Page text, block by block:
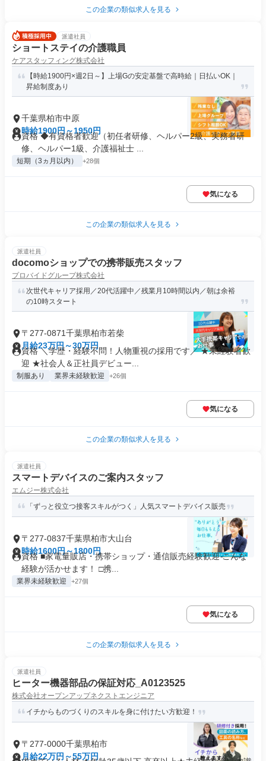
この企業の類似求人を見る
派遣社員
ショートステイの介護職員
ケアスタッフィング株式会社
【時給1900円×週2日～】上場Gの安定基盤で高時給｜日払いOK｜
昇給制度あり
千葉県柏市中原
時給1900円～1950円
資格 ◆有資格者歓迎（初任者研修、ヘルパー2級、実務者研
修、ヘルパー1級、介護福祉士 ...
短期（3ヵ月以内） +28個
気になる
この企業の類似求人を見る
派遣社員
docomoショップでの携帯販売スタッフ
プロバイドグループ株式会社
次世代キャリア採用／20代活躍中／残業月10時間以内／朝は余裕
の10時スタート
〒277-0871千葉県柏市若柴
月給23万円～30万円
資格 ＼学歴・経験不問！人物重視の採用です／ ★未経験者歓
迎 ★社会人＆正社員デビュー...
制服あり 業界未経験歓迎 +26個
気になる
この企業の類似求人を見る
派遣社員
スマートデバイスのご案内スタッフ
エムジー株式会社
「ずっと役立つ接客スキルがつく」人気スマートデバイス販売
〒277-0837千葉県柏市大山台
時給1600円～1800円
資格 ■家電量販店・携帯ショップ・通信販売経験歓迎 こんな
経験が活かせます！ □携...
業界未経験歓迎 +27個
気になる
この企業の類似求人を見る
派遣社員
ヒーター機器部品の保証対応_A0123525
株式会社オープンアップネクストエンジニア
イチからものづくりのスキルを身に付けたい方歓迎！
〒277-0000千葉県柏市
月給22万円～55万円